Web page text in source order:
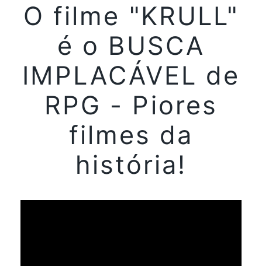
O filme "KRULL"
é o BUSCA
IMPLACÁVEL de
RPG - Piores
filmes da
história!